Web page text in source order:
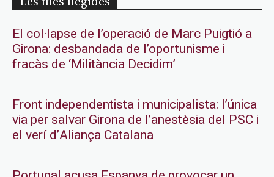
El col·lapse de l’operació de Marc Puigtió a
Girona: desbandada de l’oportunisme i
fracàs de ‘Militància Decidim’
Front independentista i municipalista: l’única
via per salvar Girona de l’anestèsia del PSC i
el verí d’Aliança Catalana